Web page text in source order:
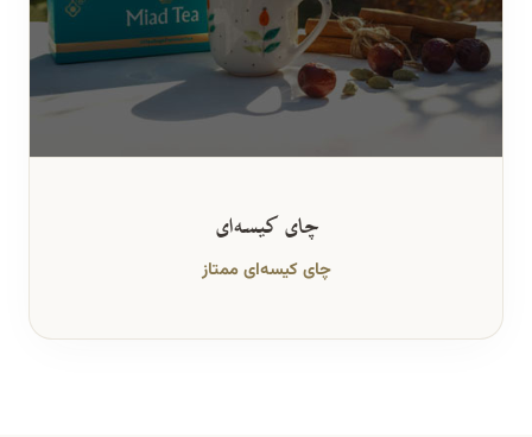
چای کیسه‌ای
چای کیسه‌ای ممتاز